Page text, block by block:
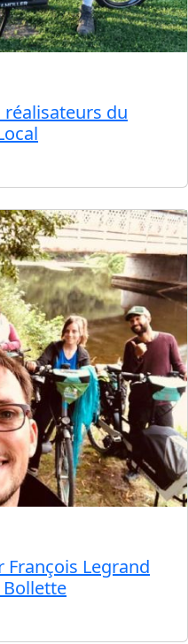
réalisateurs du
François Legrand
Bollette